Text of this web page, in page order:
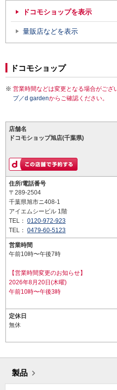
ドコモショップを表示
量販店などを表示
ドコモショップ
営業時間などは変更となる場合がござ
プ／d gardenからご確認ください。
店舗名
ドコモショップ旭店(千葉県)
住所/電話番号
〒289-2504
千葉県旭市ニ408-1
アイエムシービル 1階
TEL： 0120-972-923
TEL： 0479-60-5123
営業時間
午前10時〜午後7時
【営業時間変更のお知らせ】
2026年8月20日(木曜)
午前10時〜午後3時
定休日
無休
製品